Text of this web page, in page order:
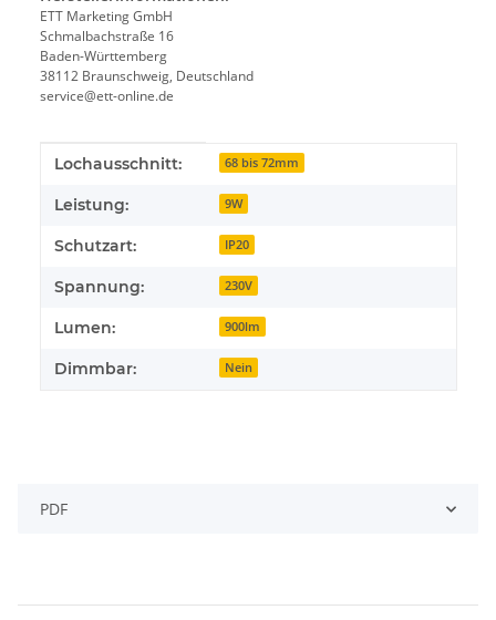
ETT Marketing GmbH
Schmalbachstraße 16
Baden-Württemberg
38112 Braunschweig, Deutschland
service@ett-online.de
Produkteigenschaft
Wert
Lochausschnitt: 68 bis 72mm
Leistung: 9W
Schutzart: IP20
Spannung: 230V
Lumen: 900lm
Dimmbar: Nein
PDF